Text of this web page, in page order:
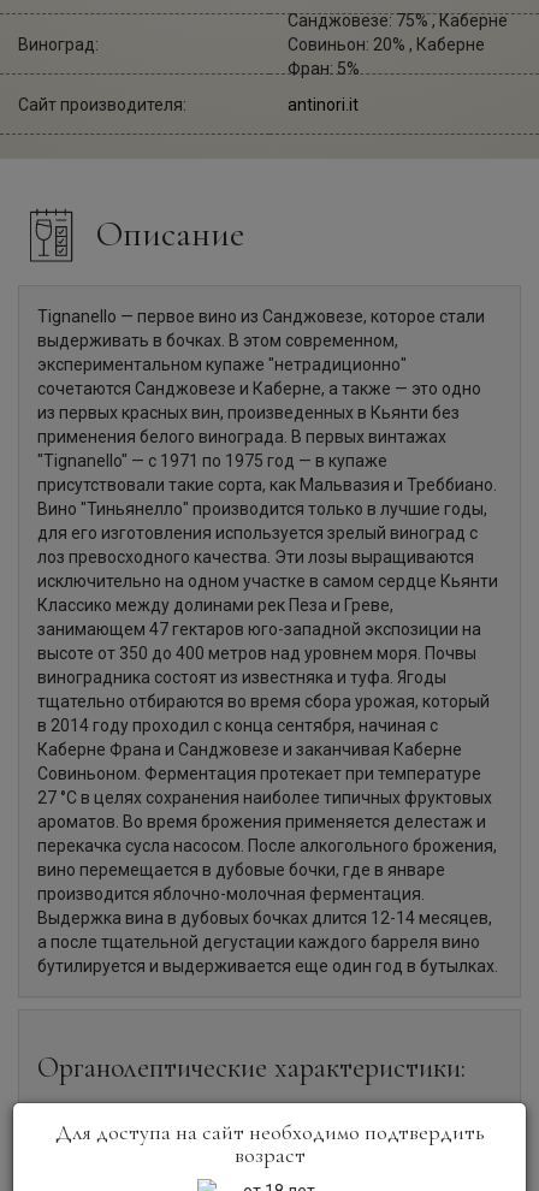
Виноград:
Санджовезе: 75% , Каберне
Совиньон: 20% , Каберне
Фран: 5%
Сайт производителя:
antinori.it
Описание
Tignanello — первое вино из Санджовезе, которое стали
выдерживать в бочках. В этом современном,
экспериментальном купаже "нетрадиционно"
сочетаются Санджовезе и Каберне, а также — это одно
из первых красных вин, произведенных в Кьянти без
применения белого винограда. В первых винтажах
"Tignanello" — с 1971 по 1975 год — в купаже
присутствовали такие сорта, как Мальвазия и Треббиано.
Вино "Тиньянелло" производится только в лучшие годы,
для его изготовления используется зрелый виноград с
лоз превосходного качества. Эти лозы выращиваются
исключительно на одном участке в самом сердце Кьянти
Классико между долинами рек Пеза и Греве,
занимающем 47 гектаров юго-западной экспозиции на
высоте от 350 до 400 метров над уровнем моря. Почвы
виноградника состоят из известняка и туфа. Ягоды
тщательно отбираются во время сбора урожая, который
в 2014 году проходил с конца сентября, начиная с
Каберне Франа и Санджовезе и заканчивая Каберне
Совиньоном. Ферментация протекает при температуре
27 °С в целях сохранения наиболее типичных фруктовых
ароматов. Во время брожения применяется делестаж и
перекачка сусла насосом. После алкогольного брожения,
вино перемещается в дубовые бочки, где в январе
производится яблочно-молочная ферментация.
Выдержка вина в дубовых бочках длится 12-14 месяцев,
а после тщательной дегустации каждого барреля вино
бутилируется и выдерживается еще один год в бутылках.
Органолептические характеристики:
Цвет:Вино интенсивного красно-рубинового цвета с
легкими фиолетовыми бликами.
Вино демонстрирует роскошный аромат,
Для доступа на сайт необходимо подтвердить
возраст